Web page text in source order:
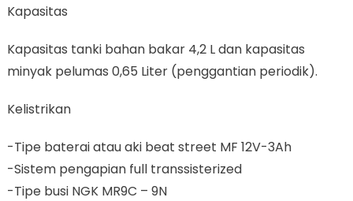
Kapasitas
Kapasitas tanki bahan bakar 4,2 L dan kapasitas
minyak pelumas 0,65 Liter (penggantian periodik).
Kelistrikan
-Tipe baterai atau aki beat street MF 12V-3Ah
-Sistem pengapian full transsisterized
-Tipe busi NGK MR9C – 9N